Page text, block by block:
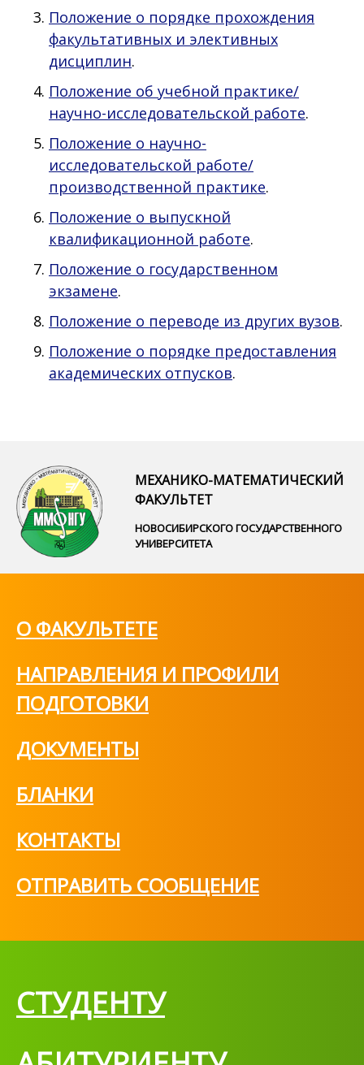
Положение о порядке прохождения
факультативных и элективных
дисциплин.
Положение об учебной практике/
научно-исследовательской работе.
Положение о научно-
исследовательской работе/
производственной практике.​
Положение о выпускной
квалификационной работе.
Положение о государственном
экзамене.
Положение о переводе из других вузов.
Положение о порядке предоставления
академических отпусков.
МЕХАНИКО-МАТЕМАТИЧЕСКИЙ
ФАКУЛЬТЕТ
НОВОСИБИРСКОГО ГОСУДАРСТВЕННОГО
УНИВЕРСИТЕТА
О ФАКУЛЬТЕТЕ
НАПРАВЛЕНИЯ И ПРОФИЛИ
ПОДГОТОВКИ
ДОКУМЕНТЫ
БЛАНКИ
КОНТАКТЫ
ОТПРАВИТЬ СООБЩЕНИЕ
СТУДЕНТУ